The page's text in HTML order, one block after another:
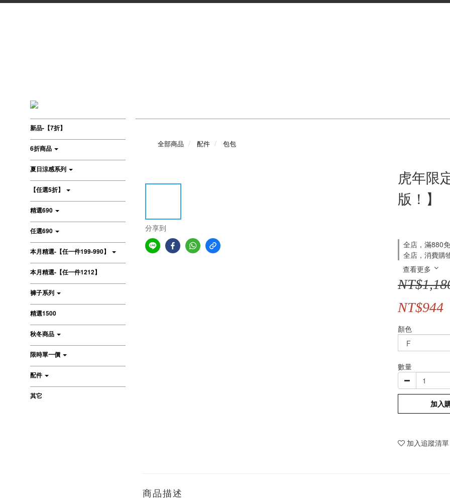
新品-【7折】
6折商品
夏日涼感系列
【任選5折】
精選690
任選690
本月精選-【任一件199-990】
本月精選-【任一件1212】
褲子系列
精選1500
秋冬商品
限時單一價
配件
其它
全部商品 配件 包包
分享到
虎年限
版！】
全店，滿880
全店，消費購
查看更多
NT$944
顏色
數量
加入
加入追蹤清單
商品描述